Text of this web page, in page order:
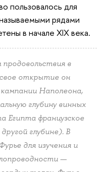
пользовалось для
рядами
в начале XIX века.
в
открытие он
Наполеона,
глубину винных
Египта французское
глубине). В
для изучения и
—